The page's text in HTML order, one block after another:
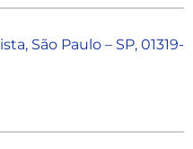
São Paulo – SP, 01319-